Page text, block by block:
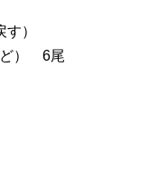
）
ど） 6尾